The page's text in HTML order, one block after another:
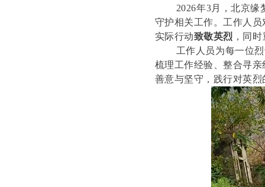
2026年3月，北京缘梦
守护相关工作。工作人
实际行动致敬英烈 ，同
工作人员为每一位烈
梳理工作经验、整合寻
善意与坚守，践行对英烈